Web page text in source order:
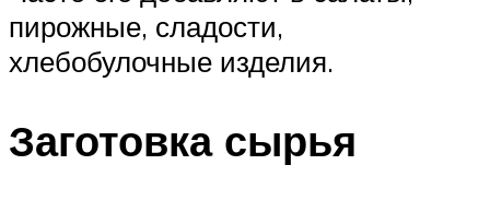
пирожные, сладости,
хлебобулочные изделия.
Заготовка сырья